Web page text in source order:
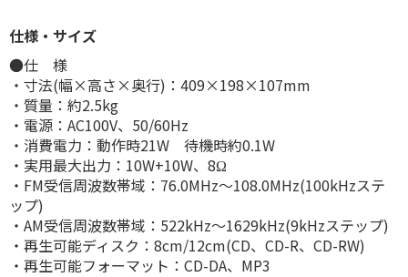
仕様・サイズ
●仕 様
・寸法(幅×高さ×奥行)：409×198×107mm
・質量：約2.5kg
・電源：AC100V、50/60Hz
・消費電力：動作時21W 待機時約0.1W
・実用最大出力：10W+10W、8Ω
・FM受信周波数帯域：76.0MHz〜108.0MHz(100kHzステ
ップ)
・AM受信周波数帯域：522kHz〜1629kHz(9kHzステップ)
・再生可能ディスク：8cm/12cm(CD、CD-R、CD-RW)
・再生可能フォーマット：CD-DA、MP3